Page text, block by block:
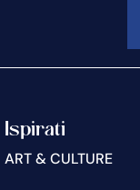
Ispirati
ART & CULTURE